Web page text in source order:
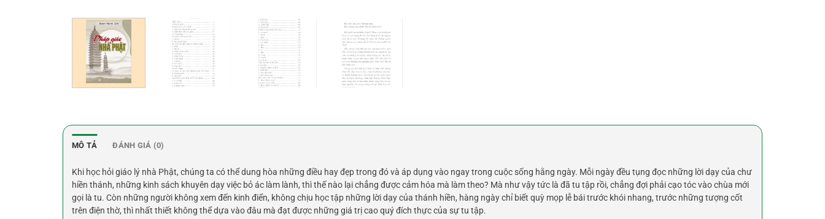
MÔ TẢ ĐÁNH GIÁ (0)
Khi học hỏi giáo lý nhà Phật, chúng ta có thể dung hòa những điều hay đẹp trong đó và áp dụng vào ngay trong cuộc sống hằng ngày. Mỗi ngày đều tụng đọc những lời dạy của chư
hiền thánh, những kinh sách khuyên dạy việc bỏ ác làm lành, thì thế nào lại chẳng được cảm hóa mà làm theo? Mà như vậy tức là đã tu tập rồi, chẳng đợi phải cạo tóc vào chùa mới
gọi là tu. Còn những người không xem đến kinh điển, không chịu học tập những lời dạy của thánh hiền, hàng ngày chỉ biết quỳ mọp lễ bái trước khói nhang, trước những tượng cốt
trên điện thờ, thì nhất thiết không thể dựa vào đâu mà đạt được những giá trị cao quý đích thực của sự tu tập.